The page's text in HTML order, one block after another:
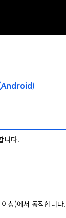
니다.
상)에서 동작합니다.